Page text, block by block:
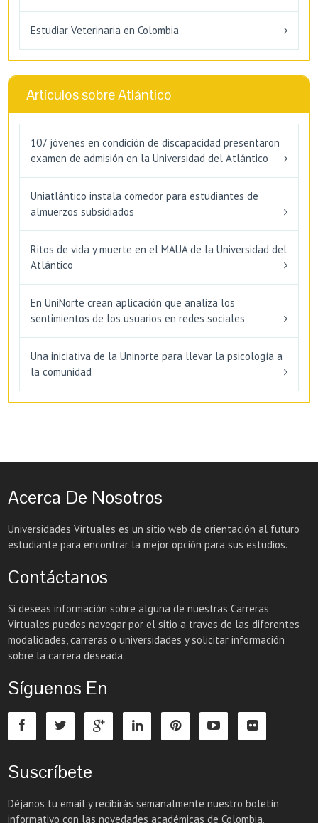
Estudiar Veterinaria en Colombia
Artículos sobre Atlántico
107 jóvenes en condición de discapacidad presentaron
examen de admisión en la Universidad del Atlántico
Uniatlántico instala comedor para estudiantes de
almuerzos subsidiados
Ritos de vida y muerte en el MAUA de la Universidad del
Atlántico
En UniNorte crean aplicación que analiza los
sentimientos de los usuarios en redes sociales
Una iniciativa de la Uninorte para llevar la psicología a
la comunidad
Acerca De Nosotros
Universidades Virtuales es un sitio web de orientación al futuro
estudiante para encontrar la mejor opción para sus estudios.
Contáctanos
Si deseas información sobre alguna de nuestras Carreras
Virtuales puedes navegar por el sitio a traves de las diferentes
modalidades, carreras o universidades y solicitar información
sobre la carrera deseada.
Síguenos En
Suscríbete
Déjanos tu email y recibirás semanalmente nuestro boletín
informativo con las novedades académicas de Colombia.